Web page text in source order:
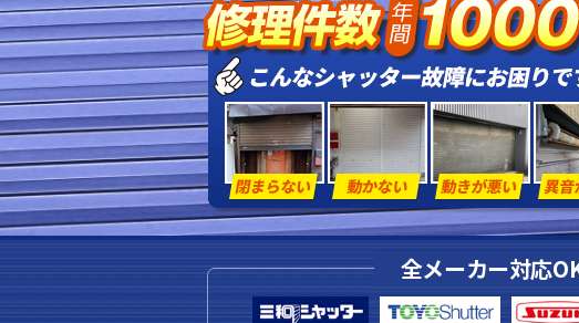
全メーカー対応